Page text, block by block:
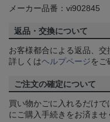
メーカー品番：vi902845
返品・交換について
お客様都合による返品、交
詳しくはヘルプページをご
ご注文の確定について
買い物かごに入れるだけ
にご購入手続きをお済ませ